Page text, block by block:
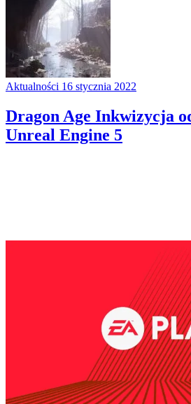
Aktualności 16 stycznia 2022
Dragon Age Inkwizycja
Unreal Engine 5